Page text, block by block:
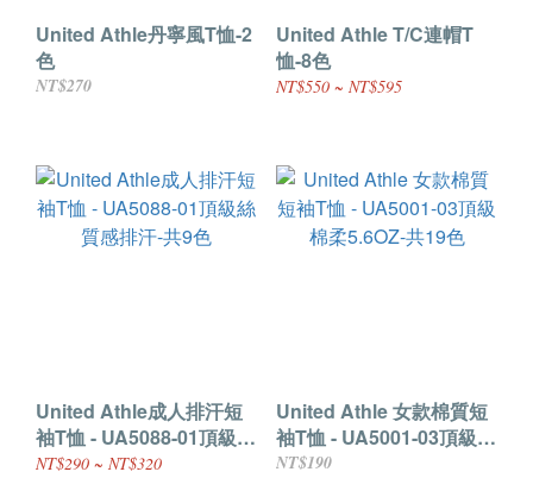
United Athle丹寧風T恤-2
色
NT$270
United Athle T/C連帽T
恤-8色
NT$550 ~ NT$595
United Athle成人排汗短
袖T恤 - UA5088-01頂級絲
質感排汗-共9色
NT$290 ~ NT$320
United Athle 女款棉質短
袖T恤 - UA5001-03頂級棉
柔5.6OZ-共19色
NT$190